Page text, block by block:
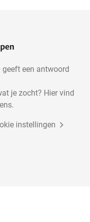
geeft een antwoord
je zocht? Hier vind
instellingen